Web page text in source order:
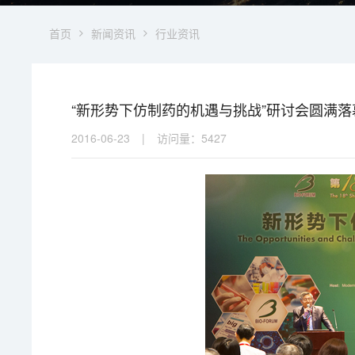
首页 新闻资讯 行业资讯
“新形势下仿制药的机遇与挑战”研讨会圆满
2016-06-23 | 访问量：5427